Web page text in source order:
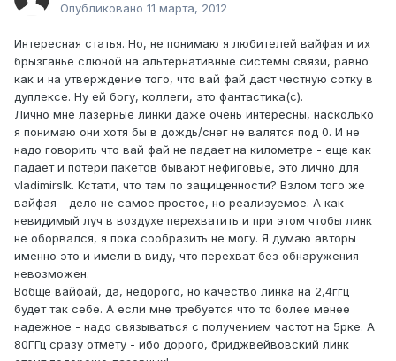
Опубликовано 11 марта, 2012
Интересная статья. Но, не понимаю я любителей вайфая и их
брызганье слюной на альтернативные системы связи, равно
как и на утверждение того, что вай фай даст честную сотку в
дуплексе. Ну ей богу, коллеги, это фантастика(с).
Лично мне лазерные линки даже очень интересны, насколько
я понимаю они хотя бы в дождь/снег не валятся под 0. И не
надо говорить что вай фай не падает на километре - еще как
падает и потери пакетов бывают нефиговые, это лично для
vladimirslk. Кстати, что там по защищенности? Взлом того же
вайфая - дело не самое простое, но реализуемое. А как
невидимый луч в воздухе перехватить и при этом чтобы линк
не оборвался, я пока сообразить не могу. Я думаю авторы
именно это и имели в виду, что перехват без обнаружения
невозможен.
Вобще вайфай, да, недорого, но качество линка на 2,4ггц
будет так себе. А если мне требуется что то более менее
надежное - надо связываться с получением частот на 5рке. А
80ГГц сразу отмету - ибо дорого, бриджвейвовский линк